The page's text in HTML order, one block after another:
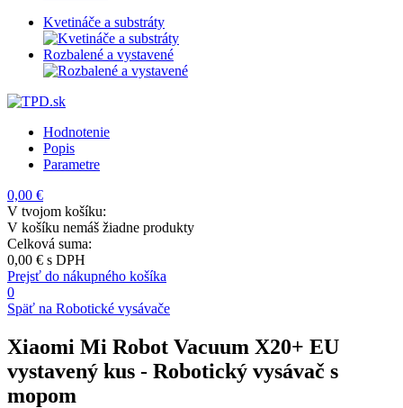
Kvetináče a substráty
Rozbalené a vystavené
Hodnotenie
Popis
Parametre
0,00 €
V tvojom košíku:
V košíku nemáš žiadne produkty
Celková suma:
0,00 € s DPH
Prejsť do nákupného košíka
0
Späť na Robotické vysávače
Xiaomi Mi Robot Vacuum X20+ EU
vystavený kus - Robotický vysávač s
mopom